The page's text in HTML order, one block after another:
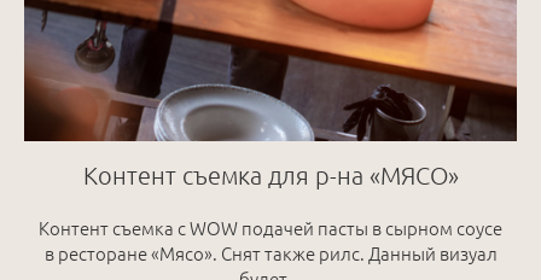
Контент съемка для р-на «МЯСО»
Контент съемка с WOW подачей пасты в сырном соусе
в ресторане «Мясо». Снят также рилс. Данный визуал